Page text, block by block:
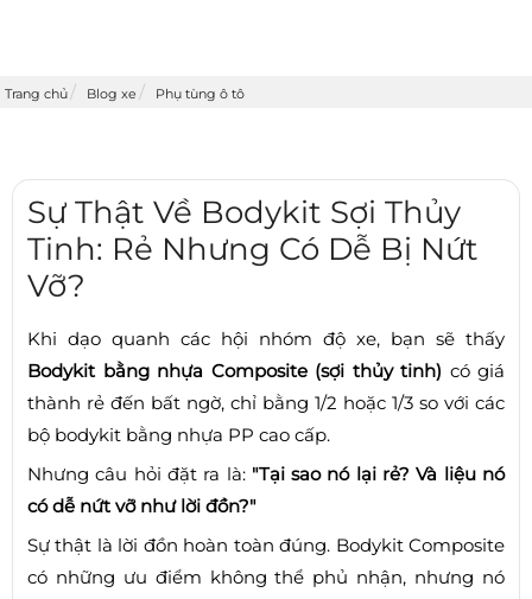
Trang chủ Blog xe Phụ tùng ô tô
Sự Thật Về Bodykit Sợi Thủy
Tinh: Rẻ Nhưng Có Dễ Bị Nứt
Vỡ?
Khi dạo quanh các hội nhóm độ xe, bạn sẽ thấy
Bodykit bằng nhựa Composite (sợi thủy tinh) có giá
thành rẻ đến bất ngờ, chỉ bằng 1/2 hoặc 1/3 so với các
bộ bodykit bằng nhựa PP cao cấp.
Nhưng câu hỏi đặt ra là: "Tại sao nó lại rẻ? Và liệu nó
có dễ nứt vỡ như lời đồn?"
Sự thật là lời đồn hoàn toàn đúng. Bodykit Composite
có những ưu điểm không thể phủ nhận, nhưng nó